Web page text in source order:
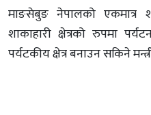
माङसेबुङ नेपालको एकमात्र
शाकाहारी क्षेत्रको रुपमा
पर्यटकीय क्षेत्र बनाउन सकिने